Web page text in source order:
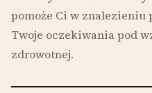
pomoże Ci w znalezieniu
Twoje oczekiwania pod
zdrowotnej.